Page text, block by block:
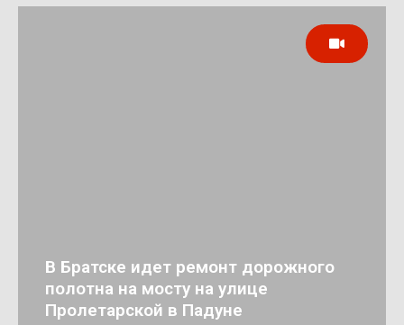
В Братске идет ремонт дорожного
полотна на мосту на улице
Пролетарской в Падуне